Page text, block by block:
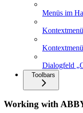
Menüs im
Dialogfeld
Toolbars
Working with